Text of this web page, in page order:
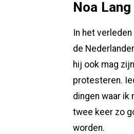
Noa Lang
In het
de
hij ook mag
protesteren.
dingen waar ik
twee keer zo
worden.